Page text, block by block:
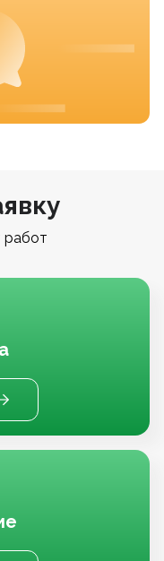
работ